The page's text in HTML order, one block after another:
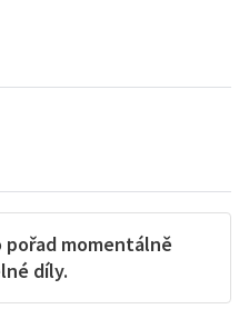
momentálně
díly.